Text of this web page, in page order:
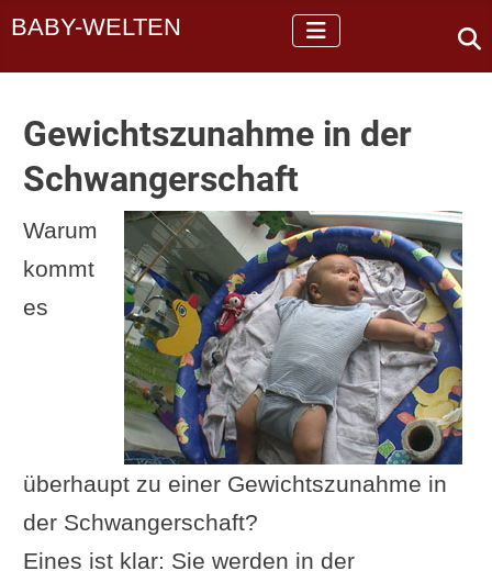
BABY-WELTEN
Gewichtszunahme in der
Schwangerschaft
Warum
kommt
es
überhaupt zu einer Gewichtszunahme in
der Schwangerschaft?
Eines ist klar: Sie werden in der